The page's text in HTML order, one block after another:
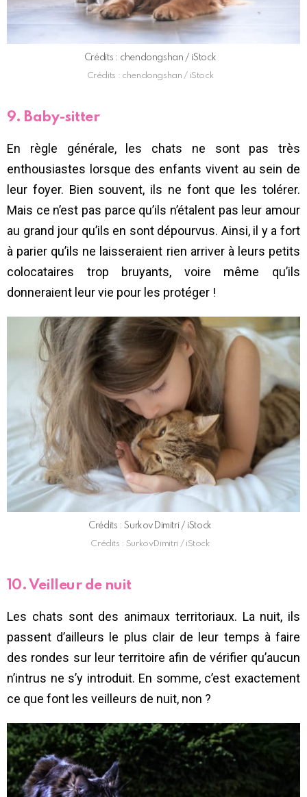
Crédits : chendongshan / iStock
Crédits : chendongshan / iStock
9. Baby-sitter
En règle générale, les chats ne sont pas très
enthousiastes lorsque des enfants vivent au sein de
leur foyer. Bien souvent, ils ne font que les tolérer.
Mais ce n’est pas parce qu’ils n’étalent pas leur amour
au grand jour qu’ils en sont dépourvus. Ainsi, il y a fort
à parier qu’ils ne laisseraient rien arriver à leurs petits
colocataires trop bruyants, voire même qu’ils
donneraient leur vie pour les protéger !
Crédits : SurkovDimitri / iStock
Crédits : SurkovDimitri / iStock
10. Veilleur de nuit
Les chats sont des animaux territoriaux. La nuit, ils
passent d’ailleurs le plus clair de leur temps à faire
des rondes sur leur territoire afin de vérifier qu’aucun
n’intrus ne s’y introduit. En somme, c’est exactement
ce que font les veilleurs de nuit, non ?